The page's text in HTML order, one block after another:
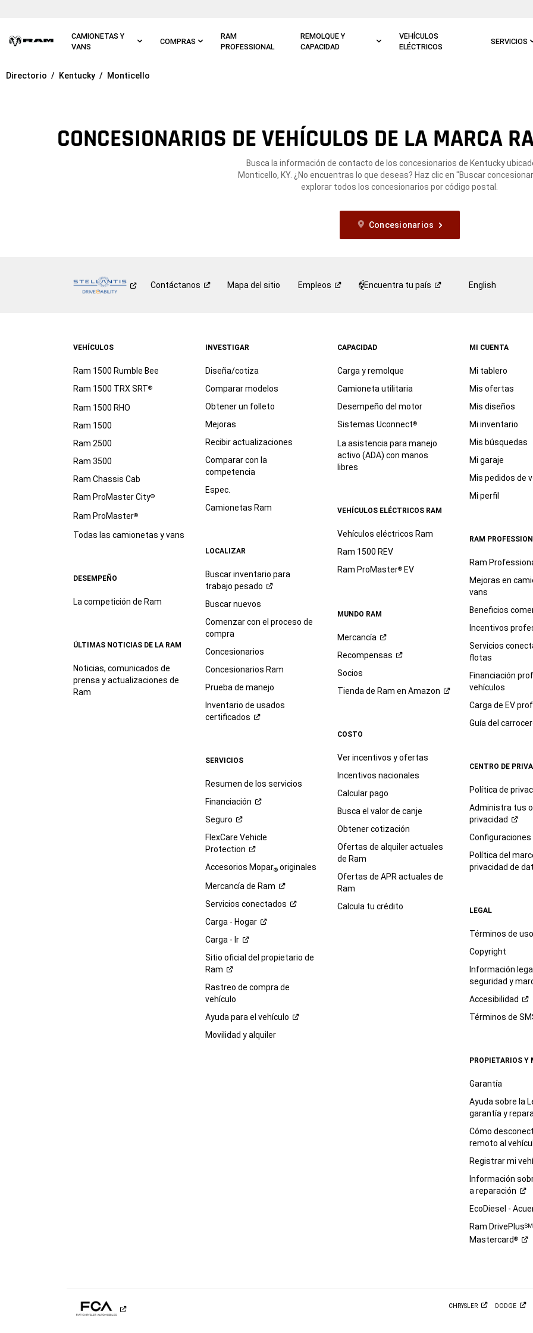
CAMIONETAS Y
VANS
COMPRAS
RAM
PROFESSIONAL
REMOLQUE Y
CAPACIDAD
VEHÍCULOS
ELÉCTRICOS
SERVICIOS
Ir a
Directorio Kentucky Monticello
CONCESIONARIOS DE VEHÍCULOS DE LA MARCA
Busca la información de contacto de los concesionarios de Kentucky
Monticello, KY. ¿No encuentras lo que deseas? Haz clic en "Buscar
explorar todos los concesionarios por código postal.
Concesionarios
Contáctanos Mapa del sitio Empleos Encuentra tu país English
VEHÍCULOS
Ram 1500 Rumble Bee
Ram 1500 TRX SRT®
Ram 1500 RHO
Ram 1500
Ram 2500
Ram 3500
Ram Chassis Cab
Ram ProMaster City®
Ram ProMaster®
Todas las camionetas y vans
DESEMPEÑO
La competición de Ram
ÚLTIMAS NOTICIAS DE LA RAM
Noticias, comunicados de
prensa y actualizaciones de
Ram
INVESTIGAR
Diseña/cotiza
Comparar modelos
Obtener un folleto
Mejoras
Recibir actualizaciones
Comparar con la
competencia
Espec.
Camionetas Ram
LOCALIZAR
Buscar inventario para
trabajo pesado
Buscar nuevos
Comenzar con el proceso de
compra
Concesionarios
Concesionarios Ram
Prueba de manejo
Inventario de usados
certificados
SERVICIOS
Resumen de los servicios
Financiación
Seguro
FlexCare Vehicle
Protection
Accesorios Mopar®originales
Mercancía de Ram
Servicios conectados
Carga - Hogar
Carga - Ir
Sitio oficial del propietario de
Ram
Rastreo de compra de
vehículo
Ayuda para el vehículo
Movilidad y alquiler
CAPACIDAD
Carga y remolque
Camioneta utilitaria
Desempeño del motor
Sistemas Uconnect®
La asistencia para manejo
activo (ADA) con manos
libres
VEHÍCULOS ELÉCTRICOS RAM
Vehículos eléctricos Ram
Ram 1500 REV
Ram ProMaster®EV
MUNDO RAM
Mercancía
Recompensas
Socios
Tienda de Ram en Amazon
COSTO
Ver incentivos y ofertas
Incentivos nacionales
Calcular pago
Busca el valor de canje
Obtener cotización
Ofertas de alquiler actuales
de Ram
Ofertas de APR actuales de
Ram
Calcula tu crédito
MI CUENTA
Mi tablero
Mis ofertas
Mis diseños
Mi inventario
Mis búsquedas
Mi garaje
Mis pedidos de
Mi perfil
RAM
Ram
Mejoras en
vans
Beneficios
Incentivos
Servicios
flotas
Financiación
vehículos
Carga de EV
Guía del
CENTRO DE
Política de
Administra tus
privacidad
Configuraciones
Política del
privacidad de
LEGAL
Términos de uso
Copyright
Información
seguridad y
Accesibilidad
Términos de
PROPIETARIOS Y
Garantía
Ayuda sobre la
garantía y
Cómo
remoto al
Registrar mi
Información
areparación
EcoDiesel -
Ram DrivePlusSM
Mastercard®
CHRYSLER DODGE